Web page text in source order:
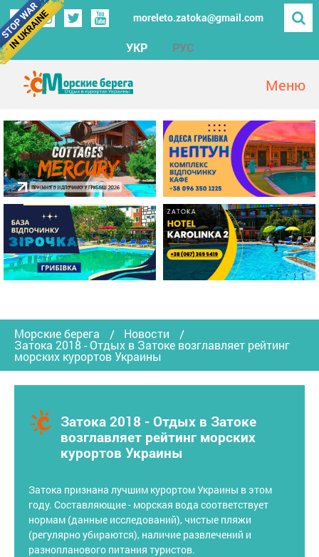
moreleto.zatoka@gmail.com
УКР РУС
Морские берега Новости
Затока 2018 - Отдых в Затоке возглавляет рейтинг
морских курортов Украины
Затока 2018 - Отдых в Затоке
возглавляет рейтинг морских
курортов Украины
Затока признана лучшим курортом Украины в этом
году. Составляющие - морская вода соответствует
нормам (данные исследований), чистые пляжи
(регулярно убираются), наличие развлечений и
разнопланового питания туристов.